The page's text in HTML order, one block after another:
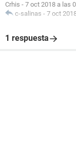
Crhis - 7 oct 2018 a las
c-salinas - 7 oct
1 respuesta